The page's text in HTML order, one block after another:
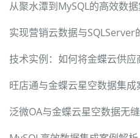
从聚水潭到MySQL的高效数
技术实例：如何将金蝶云供应
旺店通与金蝶云星空数据集
泛微OA与金蝶云星空数据无